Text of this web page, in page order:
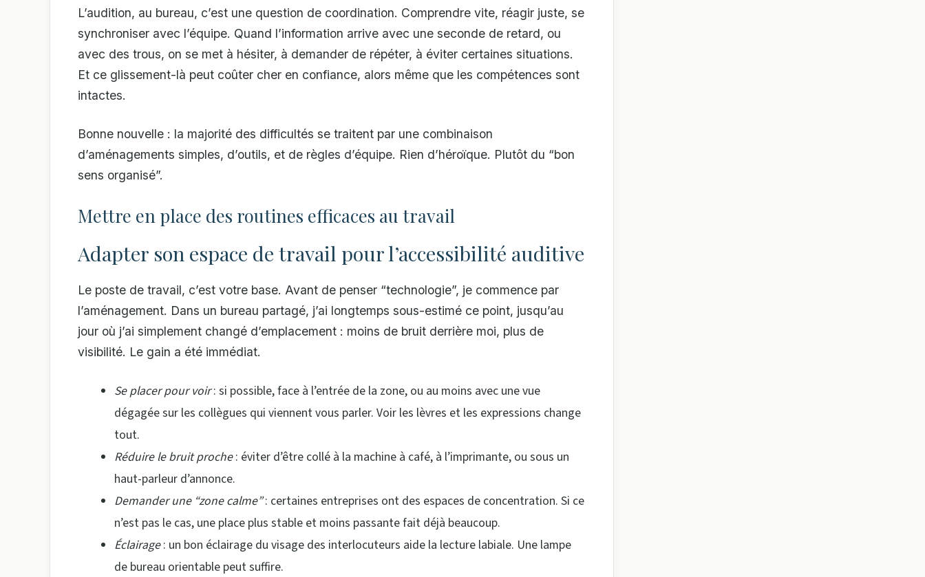
L’audition, au bureau, c’est une question de coordination. Comprendre vite, réagir juste, se
synchroniser avec l’équipe. Quand l’information arrive avec une seconde de retard, ou
avec des trous, on se met à hésiter, à demander de répéter, à éviter certaines situations.
Et ce glissement-là peut coûter cher en confiance, alors même que les compétences sont
intactes.
Bonne nouvelle : la majorité des difficultés se traitent par une combinaison
d’aménagements simples, d’outils, et de règles d’équipe. Rien d’héroïque. Plutôt du “bon
sens organisé”.
Mettre en place des routines efficaces au travail
Adapter son espace de travail pour l’accessibilité auditive
Le poste de travail, c’est votre base. Avant de penser “technologie”, je commence par
l’aménagement. Dans un bureau partagé, j’ai longtemps sous-estimé ce point, jusqu’au
jour où j’ai simplement changé d’emplacement : moins de bruit derrière moi, plus de
visibilité. Le gain a été immédiat.
Se placer pour voir: si possible, face à l’entrée de la zone, ou au moins avec une vue
dégagée sur les collègues qui viennent vous parler. Voir les lèvres et les expressions change
tout.
Réduire le bruit proche: éviter d’être collé à la machine à café, à l’imprimante, ou sous un
haut-parleur d’annonce.
Demander une “zone calme”: certaines entreprises ont des espaces de concentration. Si ce
n’est pas le cas, une place plus stable et moins passante fait déjà beaucoup.
Éclairage: un bon éclairage du visage des interlocuteurs aide la lecture labiale. Une lampe
de bureau orientable peut suffire.